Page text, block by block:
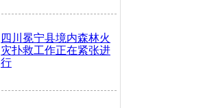
四川冕宁县境内森林火
灾扑救工作正在紧张进
行